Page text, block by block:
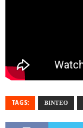
TAGS: ΒΙΝΤΕΟ